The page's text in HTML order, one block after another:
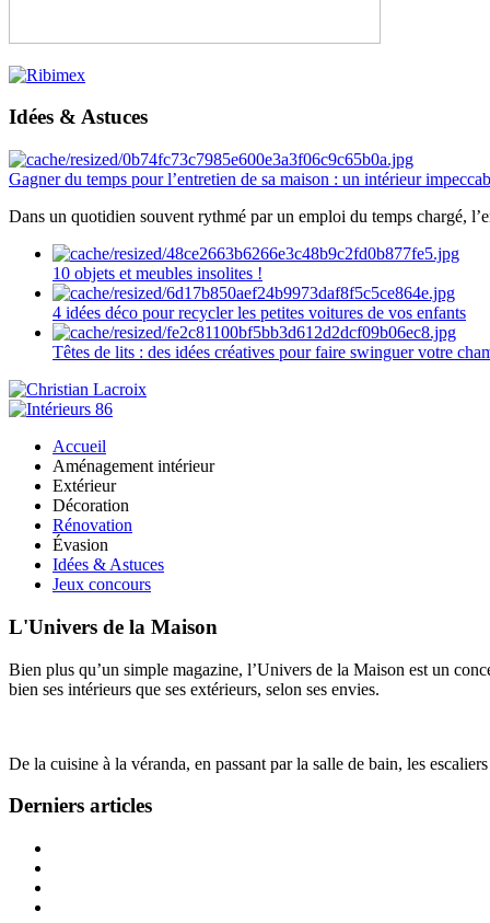
Idées & Astuces
Gagner du temps pour l’entretien de sa maison : un intérieur
Dans un quotidien souvent rythmé par un emploi du temps chargé,
10 objets et meubles insolites !
4 idées déco pour recycler les petites voitures de vos enfants
Têtes de lits : des idées créatives pour faire swinguer votre
Accueil
Aménagement intérieur
Extérieur
Décoration
Rénovation
Évasion
Idées & Astuces
Jeux concours
L'Univers de la Maison
Bien plus qu’un simple magazine, l’Univers de la Maison est un
bien ses intérieurs que ses extérieurs, selon ses envies.
De la cuisine à la véranda, en passant par la salle de bain, les
Derniers articles